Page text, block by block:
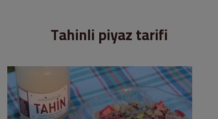
Tahinli piyaz tarifi